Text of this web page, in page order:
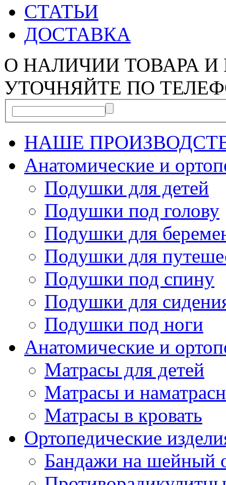
СТАТЬИ
ДОСТАВКА
О НАЛИЧИИ ТОВАРА
УТОЧНЯЙТЕ ПО
НАШЕ
Анатомические и
Подушки для детей
Подушки под голову
Подушки для
Подушки для
Подушки под спину
Подушки для
Подушки под ноги
Анатомические и
Матрасы для детей
Матрасы и
Матрасы в кровать
Ортопедические
Бандажи на шейный